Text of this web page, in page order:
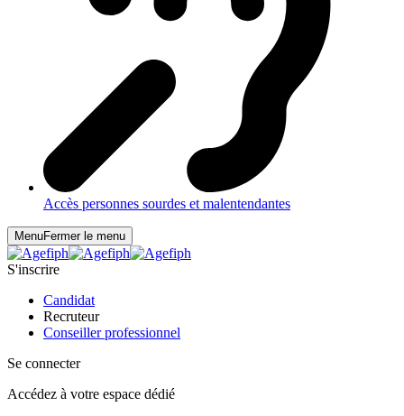
Accès personnes sourdes et malentendantes
MenuFermer le menu
S'inscrire
Candidat
Recruteur
Conseiller professionnel
Se connecter
Accédez à votre espace dédié